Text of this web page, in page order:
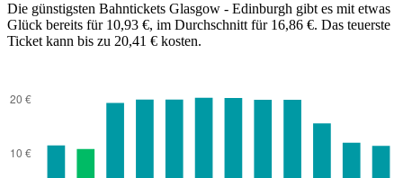
Die günstigsten Bahntickets Glasgow - Edinburgh gibt es mit etwas
Glück bereits für 10,93 €, im Durchschnitt für 16,86 €. Das teuerste
Ticket kann bis zu 20,41 € kosten.